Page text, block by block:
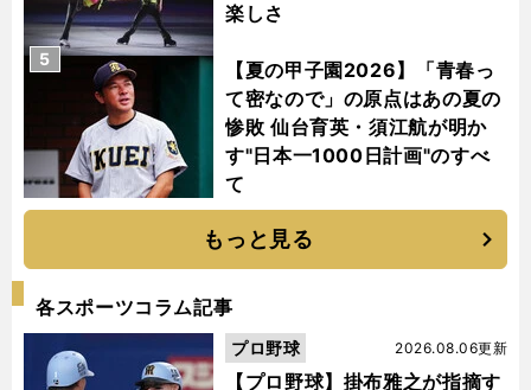
楽しさ
【夏の甲子園2026】「青春っ
て密なので」の原点はあの夏の
惨敗 仙台育英・須江航が明か
す"日本一1000日計画"のすべ
て
5
もっと見る
各スポーツコラム記事
【プロ野球】掛布雅之が指摘す
2026.08.06更新
プロ野球